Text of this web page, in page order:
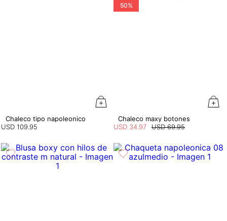
Chaleco tipo napoleonico
USD 109.95
50%
Chaleco maxy botones
USD 69.95
USD 34 97